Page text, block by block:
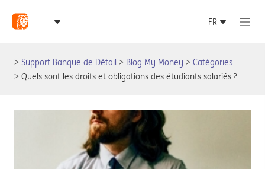
Support Banque de Détail Blog My Money
Catégories
Quels sont les droits et obligations des étudiants salariés ?